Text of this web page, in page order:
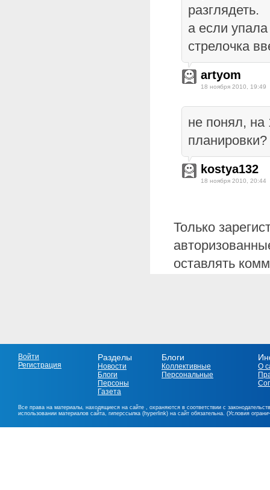
разглядеть.
а если
стрелочка
artyom
18 ноября 2010, 19:49
не понял,
kostya132
18 ноября 2010, 20:44
Только
оставлять
Войти
Регистрация
Разделы
Новости
Блоги
Персоны
Газета
Блоги
Коллективные
Персональные
О
Все права на материалы, находящиеся на сайте , охраняются в соответствии с
использовании материалов сайта, гиперссылка (hyperlink) на сайт обязательна. (Условия